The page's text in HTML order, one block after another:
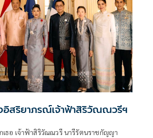
อิสริยาภรณ์เจ้าฟ้าสิริวัณณวรีฯ
เธอ เจ้าฟ้าสิริวัณณวรี นารีรัตนราชกัญญา